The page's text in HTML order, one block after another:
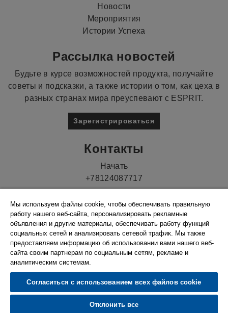
Новости
Мероприятия
Истории Успеха
Рассылка новостей
Будьте в курсе возможностей продукта, получайте
советы и подсказки, а также истории о том, как цеха в
разных странах мира преуспевают с ESPRIT.
Зарегистрироваться
Контакты
Начать
+78124087717
© 2026 Hexagon AB and/or its subsidiaries. |
Политика конфиденциальности|Compliance|
Ethics & Compliance Reporting System
Мы используем файлы cookie, чтобы обеспечивать правильную
работу нашего веб-сайта, персонализировать рекламные
объявления и другие материалы, обеспечивать работу функций
социальных сетей и анализировать сетевой трафик. Мы также
предоставляем информацию об использовании вами нашего веб-
сайта своим партнерам по социальным сетям, рекламе и
аналитическим системам.
Согласиться с использованием всех файлов cookie
Отклонить все